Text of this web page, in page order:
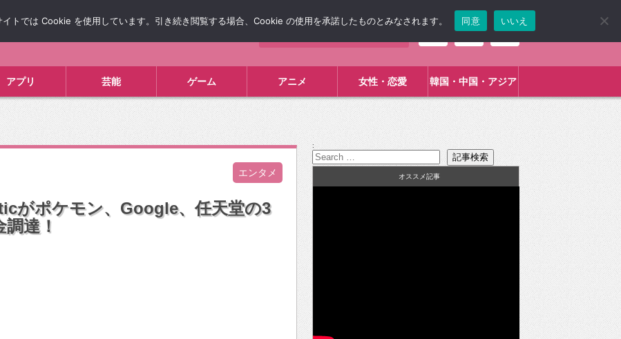
アプリ 芸能 ゲーム アニメ 女性・恋愛 韓国・中国・アジア
エンタメ
がポケモン、Google、任天堂の3
達！
:
オススメ記事
トでは Cookie を使用しています。引き続き閲覧する場合、Cookie の使用を承諾したものとみなされます。 同意 いいえ